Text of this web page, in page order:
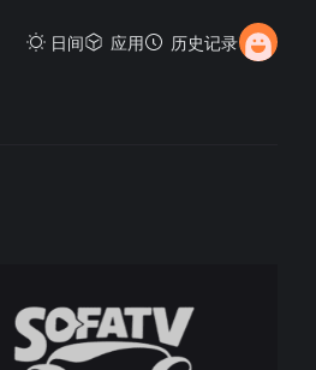
日间 应用 历史记录